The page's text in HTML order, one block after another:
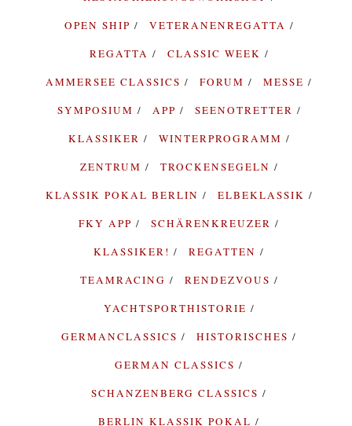
OPEN SHIP
VETERANENREGATTA
REGATTA
CLASSIC WEEK
AMMERSEE CLASSICS
FORUM
MESSE
SYMPOSIUM
APP
SEENOTRETTER
KLASSIKER
WINTERPROGRAMM
ZENTRUM
TROCKENSEGELN
KLASSIK POKAL BERLIN
ELBEKLASSIK
FKY APP
SCHÄRENKREUZER
KLASSIKER!
REGATTEN
TEAMRACING
RENDEZVOUS
YACHTSPORTHISTORIE
GERMANCLASSICS
HISTORISCHES
GERMAN CLASSICS
SCHANZENBERG CLASSICS
BERLIN KLASSIK POKAL